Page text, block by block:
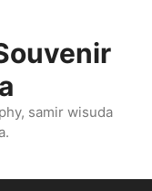
samir wisuda